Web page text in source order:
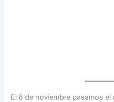
El 8 de noviembre pasamos